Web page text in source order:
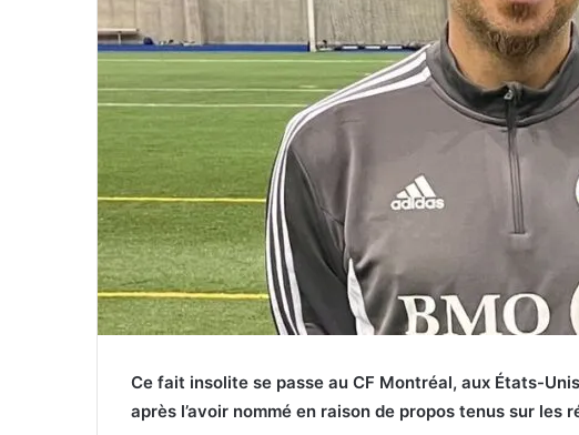
Ce fait insolite se passe au CF Montréal, aux États-
après l’avoir nommé en raison de propos tenus sur les